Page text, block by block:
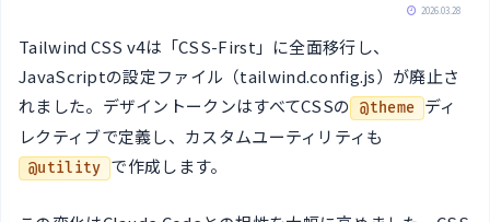
2026.03.28
Tailwind CSS v4は「CSS-First」に全面移行し、
JavaScriptの設定ファイル（tailwind.config.js）が廃止さ
れました。デザイントークンはすべてCSSの @theme
ディ
レクティブで定義し、カスタムユーティリティも
@utility で作成します。